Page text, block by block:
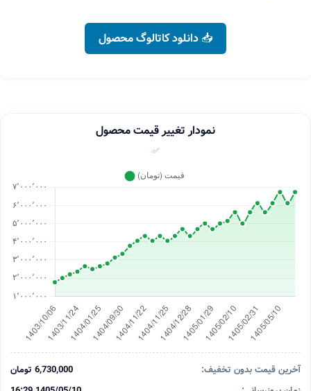
📥 دانلود کاتالوگ محصول
نمودار تغییر قیمت محصول
✅
آخرین قیمت بدون تخفیف:
6,730,000 تومان